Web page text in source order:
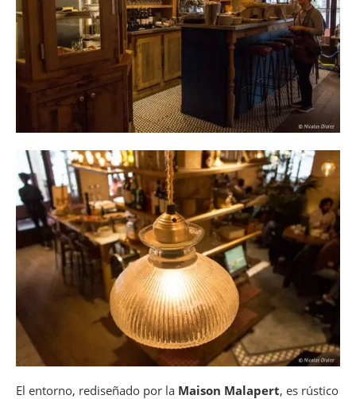
El entorno, rediseñado por la Maison Malapert, es rústico